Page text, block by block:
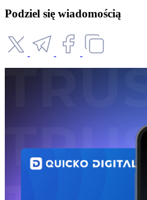
Podziel się wiadomością